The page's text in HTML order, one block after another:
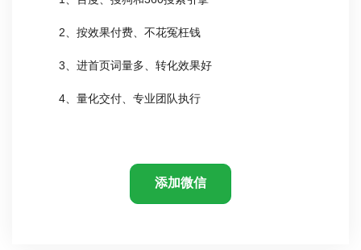
2、按效果付费、不花冤枉钱
3、进首页词量多、转化效果好
4、量化交付、专业团队执行
添加微信